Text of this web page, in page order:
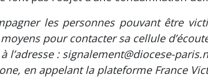
les personnes pouvant être
pour contacter sa cellule
l’adresse : signalement@diocese-
en appelant la plateforme France